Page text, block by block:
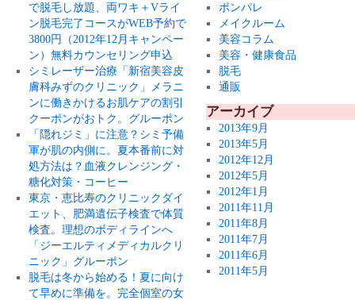
で脱毛し放題、両ワキ＋Vライ
ン脱毛完了コースがWEB予約で
3800円（2012年12月キャンペー
ン）無料カウンセリング申込
シミレーザー治療「新宿美容皮
膚科みずのクリニック」メラニ
ンに働きかけるお肌ケアの割引
クーポンがおトク。グルーポン
「隠れジミ」に注意？シミ予備
軍が肌の内側に。夏本番前に対
処方法は？血液クレンジング・
糖化対策・コーヒー
東京・恵比寿のクリニックダイ
エット、肥満遺伝子検査で体質
検査。理想のボディラインへ
「ジーエルティメディカルクリ
ニック」グルーポン
脱毛は冬から始める！夏に向け
て早めに準備を。完全個室の女
ポンパレ
メイクルーム
美容コラム
美容・健康食品
脱毛
通販
アーカイブ
2013年9月
2013年5月
2012年12月
2012年5月
2012年1月
2011年11月
2011年8月
2011年7月
2011年6月
2011年5月